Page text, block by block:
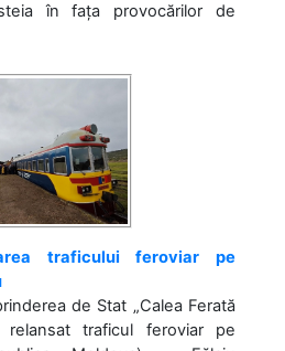
în fața provocărilor de
traficului feroviar pe
de Stat „Calea Ferată
traficul feroviar pe